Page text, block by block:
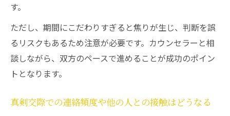
す。
ただし、期間にこだわりすぎると焦りが生じ、判断を誤
るリスクもあるため注意が必要です。カウンセラーと相
談しながら、双方のペースで進めることが成功のポイン
トとなります。
真剣交際での連絡頻度や他の人との接触はどうなる